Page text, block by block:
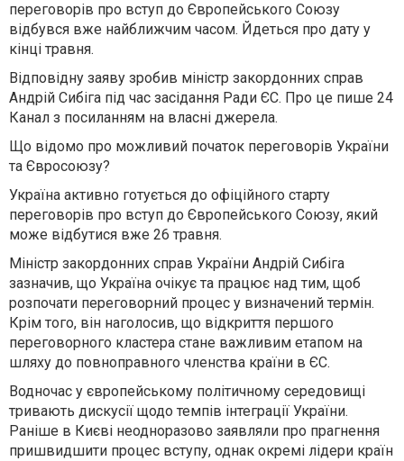
переговорів про вступ до Європейського Союзу
відбувся вже найближчим часом. Йдеться про дату у
кінці травня.
Відповідну заяву зробив міністр закордонних справ
Андрій Сибіга під час засідання Ради ЄС. Про це пише 24
Канал з посиланням на власні джерела.
Що відомо про можливий початок переговорів України
та Євросоюзу?
Україна активно готується до офіційного старту
переговорів про вступ до Європейського Союзу, який
може відбутися вже 26 травня.
Міністр закордонних справ України Андрій Сибіга
зазначив, що Україна очікує та працює над тим, щоб
розпочати переговорний процес у визначений термін.
Крім того, він наголосив, що відкриття першого
переговорного кластера стане важливим етапом на
шляху до повноправного членства країни в ЄС.
Водночас у європейському політичному середовищі
тривають дискусії щодо темпів інтеграції України.
Раніше в Києві неодноразово заявляли про прагнення
пришвидшити процес вступу, однак окремі лідери країн